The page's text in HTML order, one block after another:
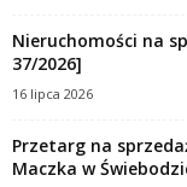
Nieruchomości na
37/2026]
16 lipca 2026
Przetarg na
Maczka w